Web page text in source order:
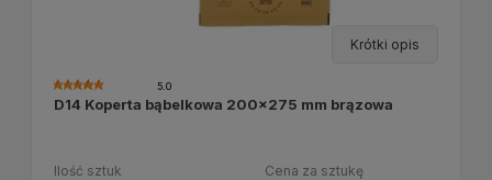
Krótki opis
D14 Koperta bąbelkowa 200x275 mm brązowa
5.0
Ilość sztuk Cena za sztukę